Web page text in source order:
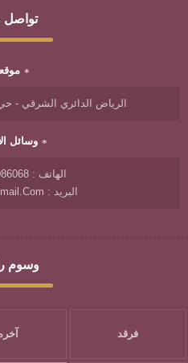
تواصل
الرياض الدائري الشرقي - حي
وسائل
الهاتف : 00966533086068
البريد : Taifarqad@gmail.com
وسوم
فرقد